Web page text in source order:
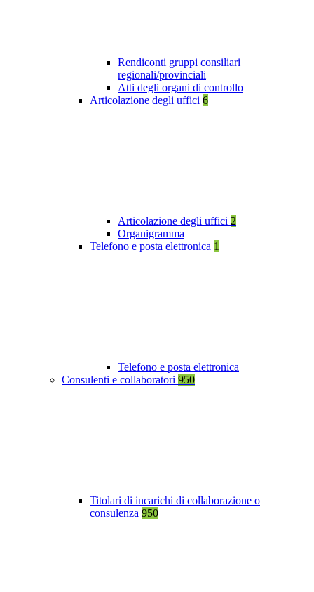
Rendiconti gruppi consiliari
regionali/provinciali
Atti degli organi di controllo
Articolazione degli uffici 6
Articolazione degli uffici 2
Organigramma
Telefono e posta elettronica 1
Telefono e posta elettronica
Consulenti e collaboratori 950
Titolari di incarichi di collaborazione o
consulenza 950